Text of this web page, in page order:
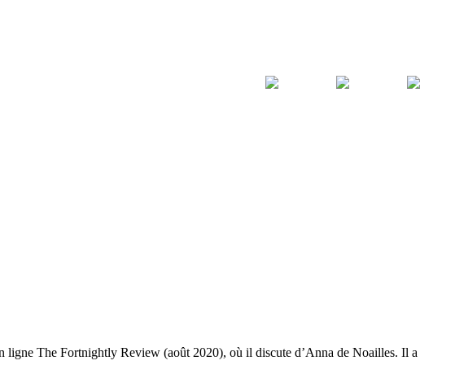
ligne The Fortnightly Review (août 2020), où il discute d’Anna de Noailles. Il a